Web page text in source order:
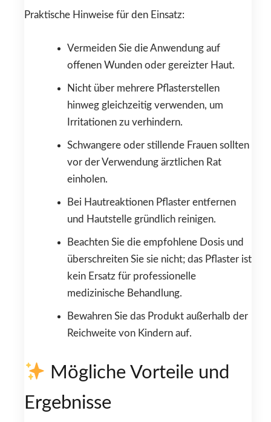
Praktische Hinweise für den Einsatz:
Vermeiden Sie die Anwendung auf
offenen Wunden oder gereizter Haut.
Nicht über mehrere Pflasterstellen
hinweg gleichzeitig verwenden, um
Irritationen zu verhindern.
Schwangere oder stillende Frauen sollten
vor der Verwendung ärztlichen Rat
einholen.
Bei Hautreaktionen Pflaster entfernen
und Hautstelle gründlich reinigen.
Beachten Sie die empfohlene Dosis und
überschreiten Sie sie nicht; das Pflaster ist
kein Ersatz für professionelle
medizinische Behandlung.
Bewahren Sie das Produkt außerhalb der
Reichweite von Kindern auf.
Mögliche Vorteile und
Ergebnisse